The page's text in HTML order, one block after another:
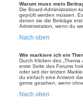
Warum muss mein
Die Board-Administration
geprüft werden müssen.
denen sie die Beiträge
Administration, wenn du
Nach oben
Wie markiere ich ein
Durch Klicken des
erste Seite des Forums
oder seit der letzten
du einfach eine Antwort
gerne gesehen, wenn
Nach oben